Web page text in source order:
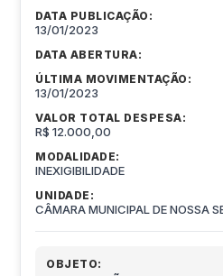
DATA PUBLICAÇÃO:
13/01/2023
DATA ABERTURA:
ÚLTIMA MOVIMENTAÇÃO:
13/01/2023
VALOR TOTAL DESPESA:
R$ 12.000,00
MODALIDADE:
INEXIGIBILIDADE
UNIDADE:
CÂMARA MUNICIPAL DE NOSSA
OBJETO: